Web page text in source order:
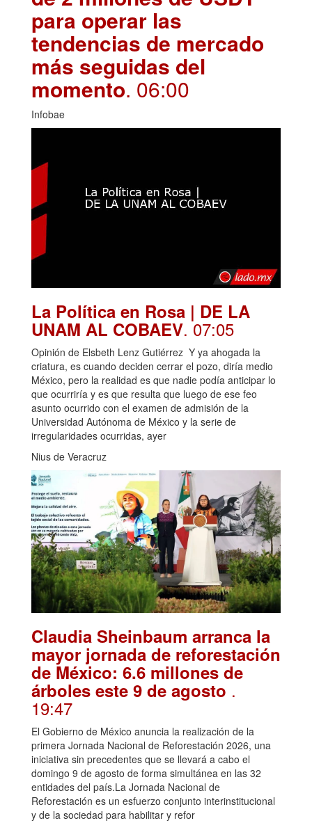
para operar las
tendencias de mercado
más seguidas del
momento. 06:00
Infobae
La Política en Rosa | DE LA
UNAM AL COBAEV. 07:05
Opinión de Elsbeth Lenz Gutiérrez Y ya ahogada la
criatura, es cuando deciden cerrar el pozo, diría medio
México, pero la realidad es que nadie podía anticipar lo
que ocurriría y es que resulta que luego de ese feo
asunto ocurrido con el examen de admisión de la
Universidad Autónoma de México y la serie de
irregularidades ocurridas, ayer
Nius de Veracruz
Claudia Sheinbaum arranca la
mayor jornada de reforestación
de México: 6.6 millones de
árboles este 9 de agosto .
19:47
El Gobierno de México anuncia la realización de la
primera Jornada Nacional de Reforestación 2026, una
iniciativa sin precedentes que se llevará a cabo el
domingo 9 de agosto de forma simultánea en las 32
entidades del país.La Jornada Nacional de
Reforestación es un esfuerzo conjunto interinstitucional
y de la sociedad para habilitar y refor